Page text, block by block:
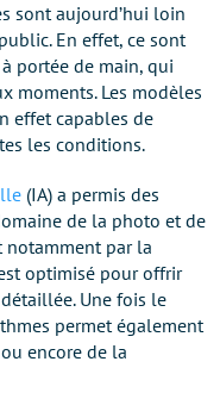
sont aujourd’hui loin
En effet, ce sont
portée de main, qui
moments. Les modèles
effet capables de
les conditions.
(IA) a permis des
de la photo et de
notamment par la
optimisé pour offrir
Une fois le
permet également
encore de la